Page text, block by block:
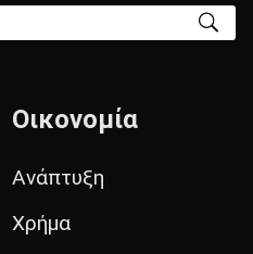
Οικονομία
Ανάπτυξη
Χρήμα